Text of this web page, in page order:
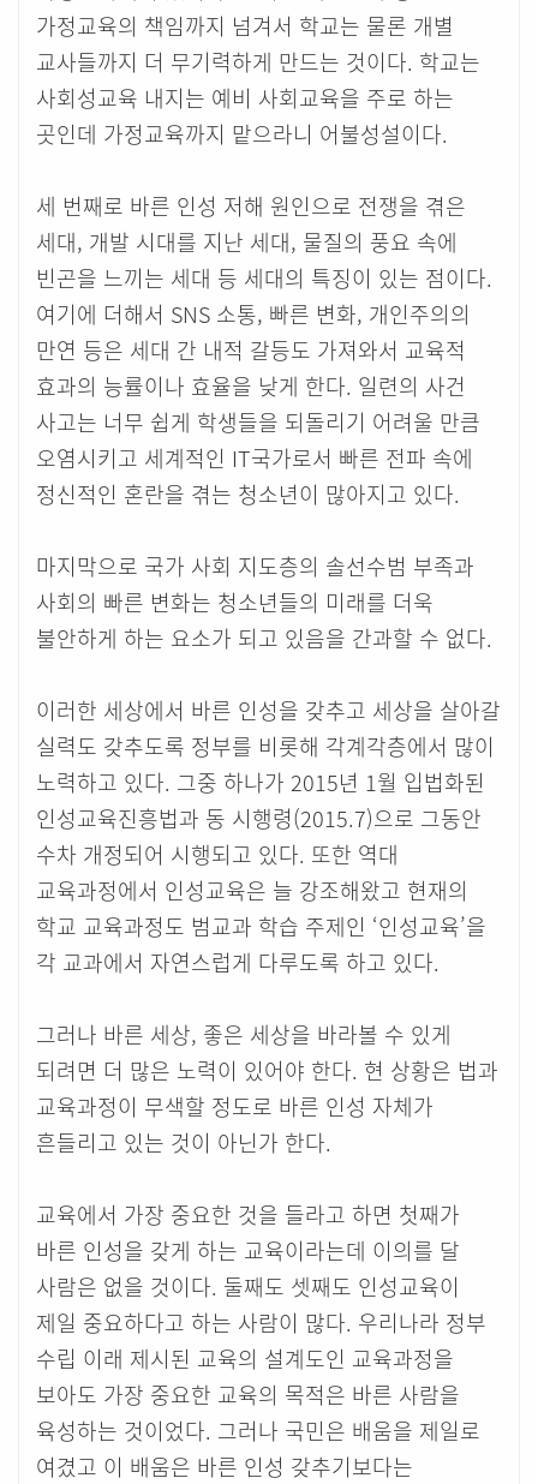
가정교육의 책임까지 넘겨서 학교는 물론 개별
교사들까지 더 무기력하게 만드는 것이다. 학교는
사회성교육 내지는 예비 사회교육을 주로 하는
곳인데 가정교육까지 맡으라니 어불성설이다.
세 번째로 바른 인성 저해 원인으로 전쟁을 겪은
세대, 개발 시대를 지난 세대, 물질의 풍요 속에
빈곤을 느끼는 세대 등 세대의 특징이 있는 점이다.
여기에 더해서 SNS 소통, 빠른 변화, 개인주의의
만연 등은 세대 간 내적 갈등도 가져와서 교육적
효과의 능률이나 효율을 낮게 한다. 일련의 사건
사고는 너무 쉽게 학생들을 되돌리기 어려울 만큼
오염시키고 세계적인 IT국가로서 빠른 전파 속에
정신적인 혼란을 겪는 청소년이 많아지고 있다.
마지막으로 국가 사회 지도층의 솔선수범 부족과
사회의 빠른 변화는 청소년들의 미래를 더욱
불안하게 하는 요소가 되고 있음을 간과할 수 없다.
이러한 세상에서 바른 인성을 갖추고 세상을 살아갈
실력도 갖추도록 정부를 비롯해 각계각층에서 많이
노력하고 있다. 그중 하나가 2015년 1월 입법화된
인성교육진흥법과 동 시행령(2015.7)으로 그동안
수차 개정되어 시행되고 있다. 또한 역대
교육과정에서 인성교육은 늘 강조해왔고 현재의
학교 교육과정도 범교과 학습 주제인 ‘인성교육’을
각 교과에서 자연스럽게 다루도록 하고 있다.
그러나 바른 세상, 좋은 세상을 바라볼 수 있게
되려면 더 많은 노력이 있어야 한다. 현 상황은 법과
교육과정이 무색할 정도로 바른 인성 자체가
흔들리고 있는 것이 아닌가 한다.
교육에서 가장 중요한 것을 들라고 하면 첫째가
바른 인성을 갖게 하는 교육이라는데 이의를 달
사람은 없을 것이다. 둘째도 셋째도 인성교육이
제일 중요하다고 하는 사람이 많다. 우리나라 정부
수립 이래 제시된 교육의 설계도인 교육과정을
보아도 가장 중요한 교육의 목적은 바른 사람을
육성하는 것이었다. 그러나 국민은 배움을 제일로
여겼고 이 배움은 바른 인성 갖추기보다는